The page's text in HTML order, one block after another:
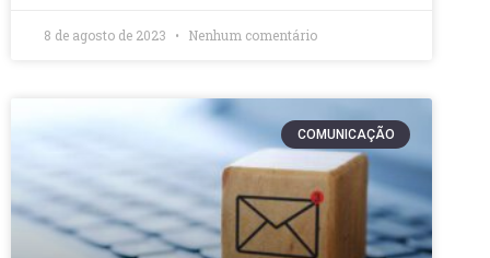
8 de agosto de 2023 Nenhum comentário
COMUNICAÇÃO